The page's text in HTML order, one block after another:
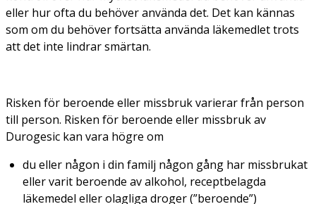
eller hur ofta du behöver använda det. Det kan kännas
som om du behöver fortsätta använda läkemedlet trots
att det inte lindrar smärtan.
Risken för beroende eller missbruk varierar från person
till person. Risken för beroende eller missbruk av
Durogesic kan vara högre om
du eller någon i din familj någon gång har missbrukat
eller varit beroende av alkohol, receptbelagda
läkemedel eller olagliga droger (”beroende”)